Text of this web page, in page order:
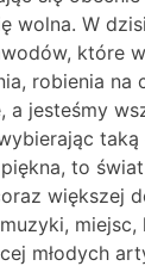
wolna. W
które
robienia na
a jesteśmy
taką
to
większej
miejsc,
młodych